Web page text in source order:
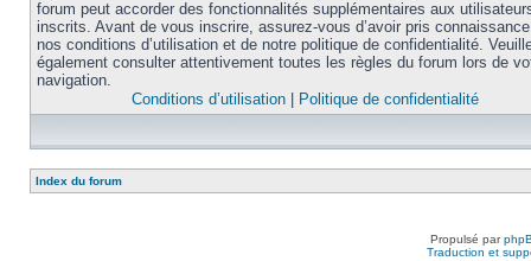
forum peut accorder des fonctionnalités supplémentaires aux
inscrits. Avant de vous inscrire, assurez-vous d’avoir pris
nos conditions d’utilisation et de notre politique de confidentialité.
également consulter attentivement toutes les règles du forum lors de
navigation.
Conditions d’utilisation
Politique de confidentialité
Index du forum
Propulsé par
Traduction et